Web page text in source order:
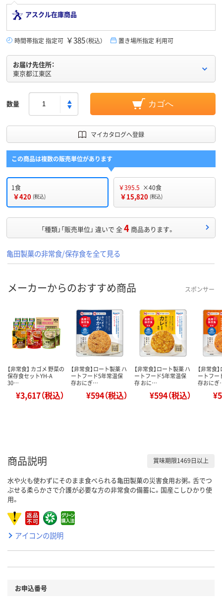
アスクル在庫商品
時間帯指定 指定可 ￥385（税込） 置き場所指定 利用可
お届け先住所：
東京都江東区
数量 カゴへ
マイカタログへ登録
この商品は複数の販売単位があります
1食
￥420 (税込)
￥395.5 ×40食
￥15,820 (税込)
「種類」「販売単位」 違いで 全4 商品あります。
亀田製菓の非常食/保存食を全て見る
メーカーからのおすすめ商品 スポンサー
【非常食】 カゴメ 野菜の
保存食セットYH-A
30…
¥3,617（税込）
【非常食】ロート製薬 ハ
ートフード5年常温保
存おにぎ…
¥594（税込）
【非常食】ロート製薬 ハ
ートフード5年常温保
存 おに…
¥594（税込）
【非常食
ートフー
存おに
商品説明 賞味期限1469日以上
水や火も使わずにそのまま食べられる亀田製菓の災害食用お粥。舌でつ
ぶせる柔らかさで介護が必要な方の非常食の備蓄に。国産こしひかり使
用。
アイコンの説明
お申込番号